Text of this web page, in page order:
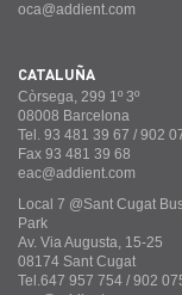
oca@addient.com
CATALUÑA
Còrsega, 299 1º 3º
08008 Barcelona
Tel. 93 481 39 67 / 902
Fax 93 481 39 68
eac@addient.com
Local 7 @Sant Cugat
Park
Av. Via Augusta, 15-25
08174 Sant Cugat
Tel.647 957 754 / 902